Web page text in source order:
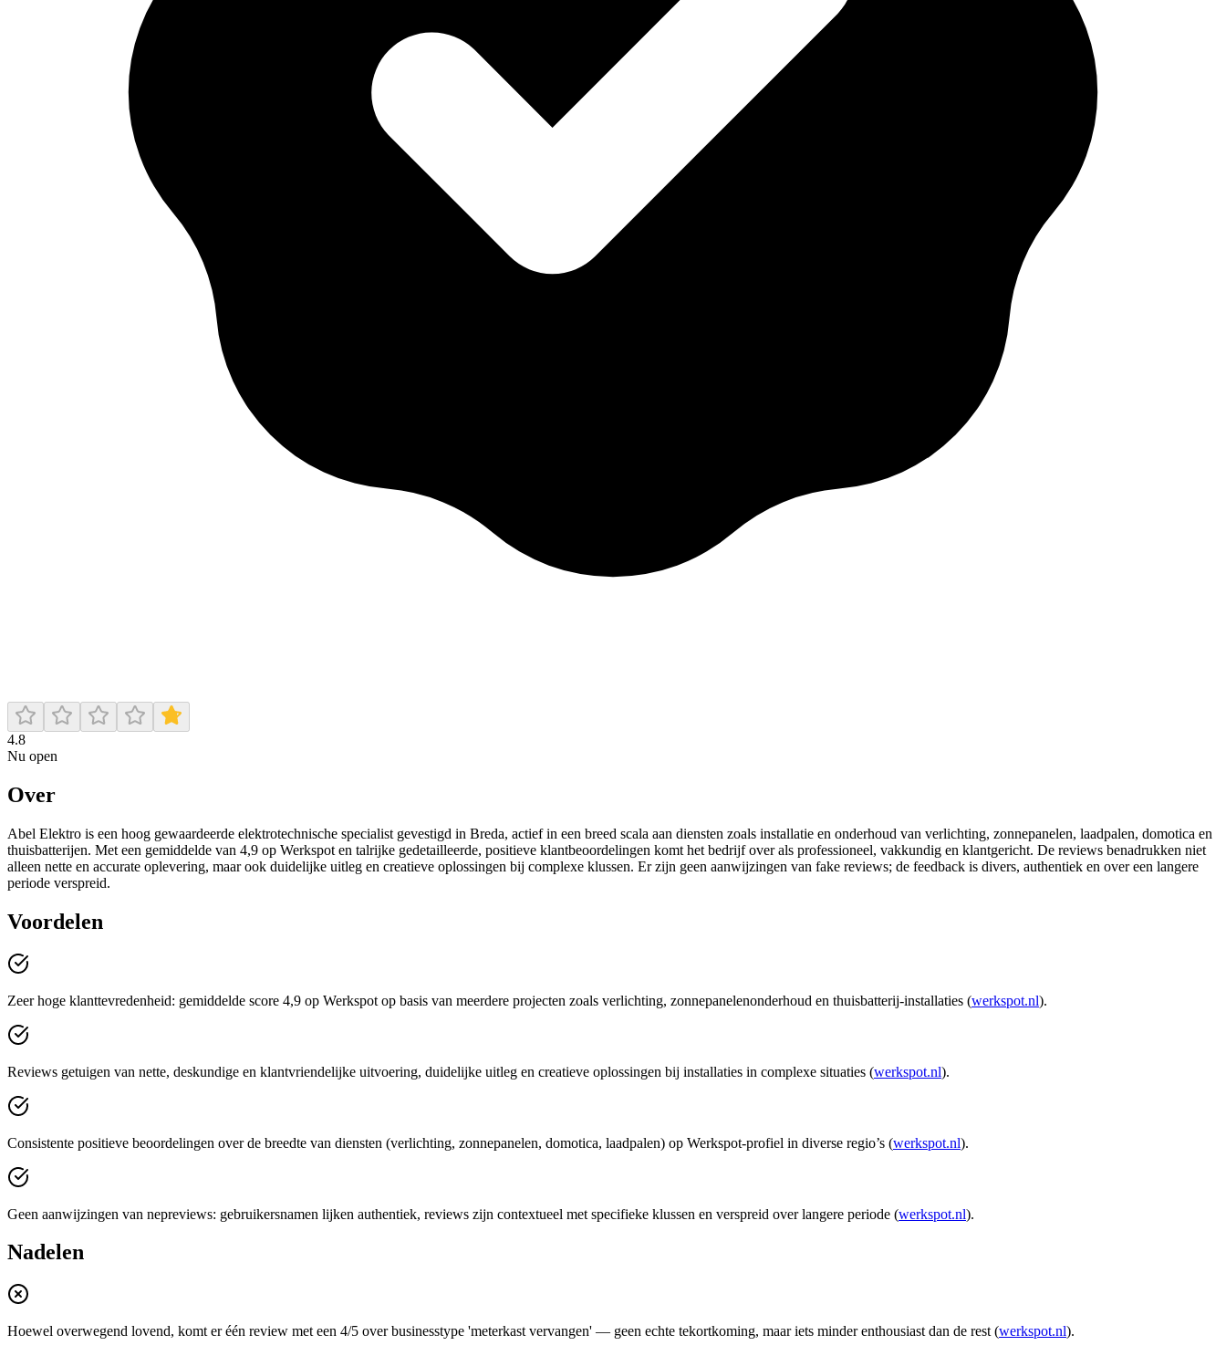
4.8
Nu open
Over
Abel Elektro is een hoog gewaardeerde elektrotechnische specialist gevestigd in Breda, actief in een breed scala aan diensten zoals installatie en onderhoud van verlichting, zonnepanelen, laadpalen, domotica en
thuisbatterijen. Met een gemiddelde van 4,9 op Werkspot en talrijke gedetailleerde, positieve klantbeoordelingen komt het bedrijf over als professioneel, vakkundig en klantgericht. De reviews benadrukken niet
alleen nette en accurate oplevering, maar ook duidelijke uitleg en creatieve oplossingen bij complexe klussen. Er zijn geen aanwijzingen van fake reviews; de feedback is divers, authentiek en over een langere
periode verspreid.
Voordelen
Zeer hoge klanttevredenheid: gemiddelde score 4,9 op Werkspot op basis van meerdere projecten zoals verlichting, zonnepanelenonderhoud en thuisbatterij-installaties (werkspot.nl).
Reviews getuigen van nette, deskundige en klantvriendelijke uitvoering, duidelijke uitleg en creatieve oplossingen bij installaties in complexe situaties (werkspot.nl).
Consistente positieve beoordelingen over de breedte van diensten (verlichting, zonnepanelen, domotica, laadpalen) op Werkspot-profiel in diverse regio’s (werkspot.nl).
Geen aanwijzingen van nepreviews: gebruikersnamen lijken authentiek, reviews zijn contextueel met specifieke klussen en verspreid over langere periode (werkspot.nl).
Nadelen
Hoewel overwegend lovend, komt er één review met een 4/5 over businesstype 'meterkast vervangen' — geen echte tekortkoming, maar iets minder enthousiast dan de rest (werkspot.nl).